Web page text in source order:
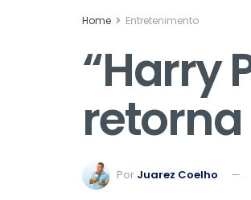
Home Entretenimento
“Harry
Por Juarez Coelho